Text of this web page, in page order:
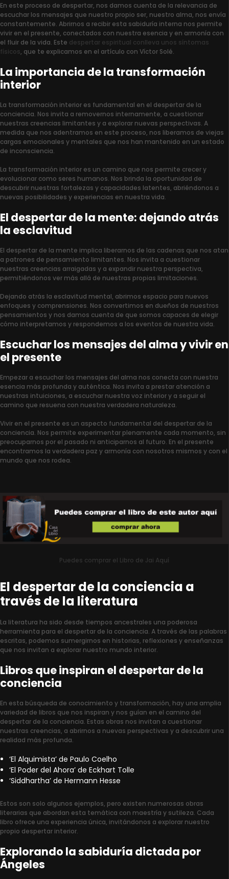
En este proceso de despertar, nos damos cuenta de la relevancia de
escuchar los mensajes que nuestro propio ser, nuestro alma, nos envía
constantemente. Abrirnos a recibir esta sabiduría interna nos permite
vivir en el presente, conectados con nuestra esencia y en armonía con
el fluir de la vida. Este despertar espiritual conlleva unos síntomas
físicos, que te explicamos en el artículo con Víctor Solé.
La importancia de la transformación
interior
La transformación interior es fundamental en el despertar de la
conciencia. Nos invita a removernos internamente, a cuestionar
nuestras creencias limitantes y a explorar nuevas perspectivas. A
medida que nos adentramos en este proceso, nos liberamos de viejas
cargas emocionales y mentales que nos han mantenido en un estado
de inconsciencia.
La transformación interior es un camino que nos permite crecer y
evolucionar como seres humanos. Nos brinda la oportunidad de
descubrir nuestras fortalezas y capacidades latentes, abriéndonos a
nuevas posibilidades y experiencias en nuestra vida.
El despertar de la mente: dejando atrás
la esclavitud
El despertar de la mente implica liberarnos de las cadenas que nos atan
a patrones de pensamiento limitantes. Nos invita a cuestionar
nuestras creencias arraigadas y a expandir nuestra perspectiva,
permitiéndonos ver más allá de nuestras propias limitaciones.
Dejando atrás la esclavitud mental, abrimos espacio para nuevos
enfoques y comprensiones. Nos convertimos en dueños de nuestros
pensamientos y nos damos cuenta de que somos capaces de elegir
cómo interpretamos y respondemos a los eventos de nuestra vida.
Escuchar los mensajes del alma y vivir en
el presente
Empezar a escuchar los mensajes del alma nos conecta con nuestra
esencia más profunda y auténtica. Nos invita a prestar atención a
nuestras intuiciones, a escuchar nuestra voz interior y a seguir el
camino que resuena con nuestra verdadera naturaleza.
Vivir en el presente es un aspecto fundamental del despertar de la
conciencia. Nos permite experimentar plenamente cada momento, sin
preocuparnos por el pasado ni anticiparnos al futuro. En el presente
encontramos la verdadera paz y armonía con nosotros mismos y con el
mundo que nos rodea.
Puedes comprar el Libro de Jai Aquí
El despertar de la conciencia a
través de la literatura
La literatura ha sido desde tiempos ancestrales una poderosa
herramienta para el despertar de la conciencia. A través de las palabras
escritas, podemos sumergirnos en historias, reflexiones y enseñanzas
que nos invitan a explorar nuestro mundo interior.
Libros que inspiran el despertar de la
conciencia
En esta búsqueda de conocimiento y transformación, hay una amplia
variedad de libros que nos inspiran y nos guían en el camino del
despertar de la conciencia. Estas obras nos invitan a cuestionar
nuestras creencias, a abrirnos a nuevas perspectivas y a descubrir una
realidad más profunda.
‘El Alquimista’ de Paulo Coelho
‘El Poder del Ahora’ de Eckhart Tolle
‘Siddhartha’ de Hermann Hesse
Estos son solo algunos ejemplos, pero existen numerosas obras
literarias que abordan esta temática con maestría y sutileza. Cada
libro ofrece una experiencia única, invitándonos a explorar nuestro
propio despertar interior.
Explorando la sabiduría dictada por
Ángeles